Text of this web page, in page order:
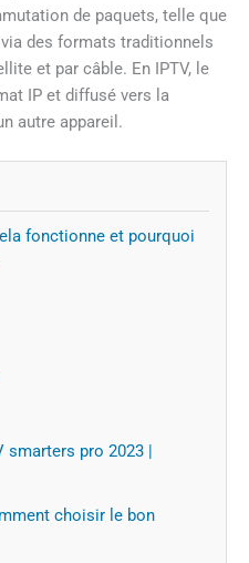
de paquets, telle que
via des formats traditionnels
et par câble. En IPTV, le
IP et diffusé vers la
autre appareil.
fonctionne et pourquoi
smarters pro 2023 |
choisir le bon